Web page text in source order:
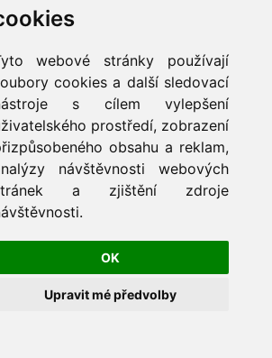
webové stránky používají
cookies a další sledovací
s cílem vylepšení
prostředí, zobrazení
obsahu a reklam,
návštěvnosti webových
a zjištění zdroje
OK
Upravit mé předvolby
2003
Obce Nový Hrozenkov
dne 25.3.2003.
hospodaření obce za rok 2002 (k
návrhu.